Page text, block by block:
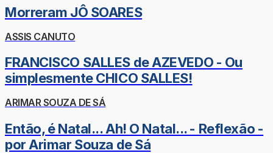
Morreram JÔ SOARES
ASSIS CANUTO
FRANCISCO SALLES de AZEVEDO - Ou
simplesmente CHICO SALLES!
ARIMAR SOUZA DE SÁ
Então, é Natal... Ah! O Natal... - Reflexão -
por Arimar Souza de Sá